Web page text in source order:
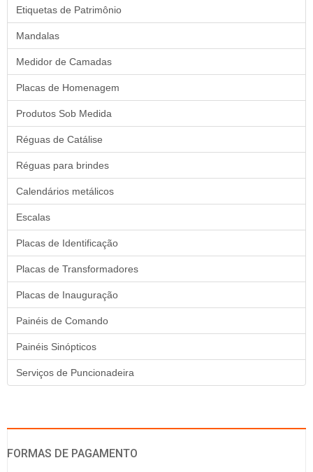
Etiquetas de Patrimônio
Mandalas
Medidor de Camadas
Placas de Homenagem
Produtos Sob Medida
Réguas de Catálise
Réguas para brindes
Calendários metálicos
Escalas
Placas de Identificação
Placas de Transformadores
Placas de Inauguração
Painéis de Comando
Painéis Sinópticos
Serviços de Puncionadeira
FORMAS DE PAGAMENTO